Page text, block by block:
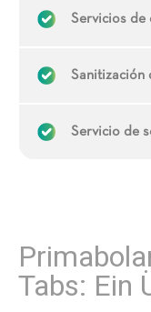
Servicios de
Sanitización
Servicio de
Tabs: Ein